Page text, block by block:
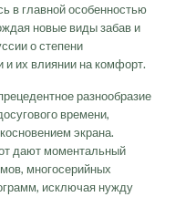
в главной особенностью
новые виды забав и
о степени
и их влиянии на комфорт.
разнообразие
времени,
экрана.
дают моментальный
многосерийных
исключая нужду